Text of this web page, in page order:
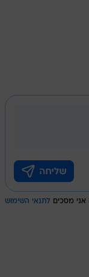
מסכים לתנאי השימוש